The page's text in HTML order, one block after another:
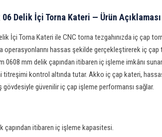
06 Delik İçi Torna Kateri — Ürün Açıklaması
İçi Torna Kateri ile CNC torna tezgahınızda iç çap
hassas şekilde gerçekleştirerek iç çap
mm delik çapından itibaren iç işleme imkânı
titreşimi kontrol altında tutar. Akko iç çap kateri,
güvenilir iç çap işleme performansı sağlar.
çapından itibaren iç işleme kapasitesi.